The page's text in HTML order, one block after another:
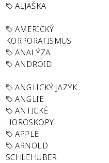
ALJAŠKA
AMERICKÝ
KORPORATISMUS
ANALÝZA
ANDROID
ANGLICKÝ JAZYK
ANGLIE
ANTICKÉ
HOROSKOPY
APPLE
ARNOLD
SCHLEHUBER